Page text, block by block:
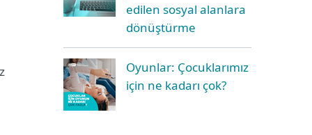
edilen sosyal alanlara
dönüştürme
Oyunlar: Çocuklarımız
için ne kadarı çok?